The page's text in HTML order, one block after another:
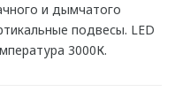
и дымчатого
подвесы. LED
3000К.